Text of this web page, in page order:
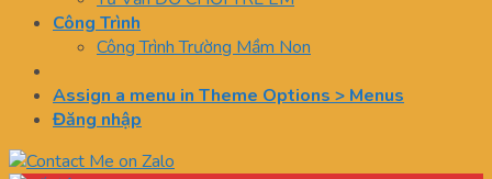
Công Trình
Công Trình Trường Mầm Non
Assign a menu in Theme Options > Menus
Đăng nhập